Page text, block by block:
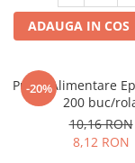
ADAUGA IN COS
-20%
Pungi Alimentare
200 buc/
10,16 RON
8,12 RON